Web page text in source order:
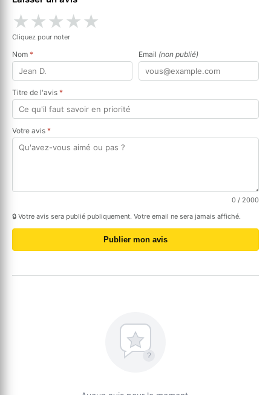
★★★★★
Cliquez pour noter
Nom * Email (non publié)
Titre de l'avis *
Votre avis *
0 / 2000
🔒 Votre avis sera publié publiquement. Votre email ne sera jamais affiché.
Publier mon avis
?